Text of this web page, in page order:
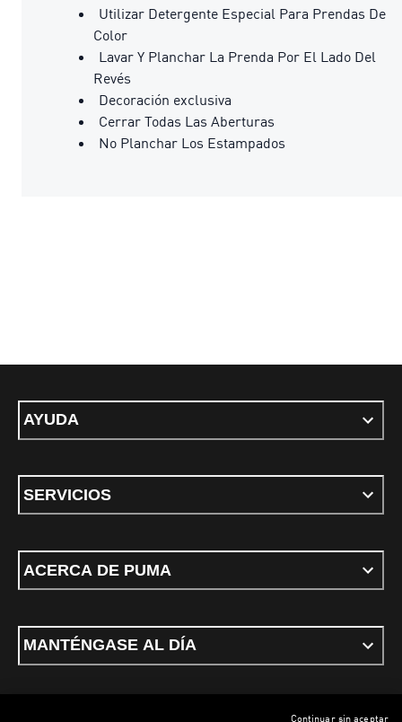
Utilizar Detergente Especial Para Prendas De
Color
Lavar Y Planchar La Prenda Por El Lado Del
Revés
Decoración exclusiva
Cerrar Todas Las Aberturas
No Planchar Los Estampados
AYUDA
SERVICIOS
ACERCA DE PUMA
MANTÉNGASE AL DÍA
Continuar sin aceptar